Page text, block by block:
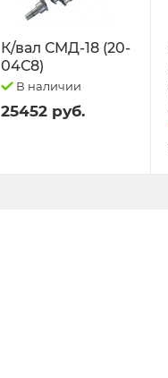
К/вал СМД-18 (20-
04С8)
В наличии
25452 руб.